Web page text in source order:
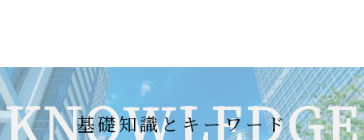
KNOWLEDGE
基礎知識とキーワード